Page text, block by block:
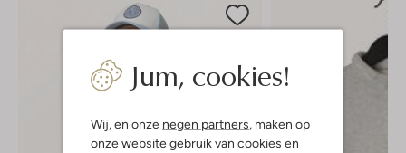
Jum, cookies!
Wij, en onze negen partners, maken op
onze website gebruik van cookies en